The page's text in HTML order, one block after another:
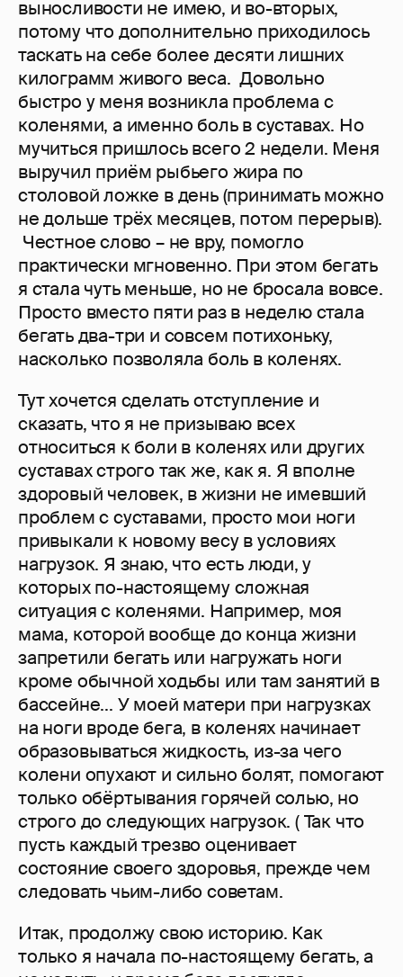
выносливости не имею, и во-вторых,
потому что дополнительно приходилось
таскать на себе более десяти лишних
килограмм живого веса. Довольно
быстро у меня возникла проблема с
коленями, а именно боль в суставах. Но
мучиться пришлось всего 2 недели. Меня
выручил приём рыбьего жира по
столовой ложке в день (принимать можно
не дольше трёх месяцев, потом перерыв).
Честное слово – не вру, помогло
практически мгновенно. При этом бегать
я стала чуть меньше, но не бросала вовсе.
Просто вместо пяти раз в неделю стала
бегать два-три и совсем потихоньку,
насколько позволяла боль в коленях.
Тут хочется сделать отступление и
сказать, что я не призываю всех
относиться к боли в коленях или других
суставах строго так же, как я. Я вполне
здоровый человек, в жизни не имевший
проблем с суставами, просто мои ноги
привыкали к новому весу в условиях
нагрузок. Я знаю, что есть люди, у
которых по-настоящему сложная
ситуация с коленями. Например, моя
мама, которой вообще до конца жизни
запретили бегать или нагружать ноги
кроме обычной ходьбы или там занятий в
бассейне... У моей матери при нагрузках
на ноги вроде бега, в коленях начинает
образовываться жидкость, из-за чего
колени опухают и сильно болят, помогают
только обёртывания горячей солью, но
строго до следующих нагрузок. ( Так что
пусть каждый трезво оценивает
состояние своего здоровья, прежде чем
следовать чьим-либо советам.
Итак, продолжу свою историю. Как
только я начала по-настоящему бегать, а